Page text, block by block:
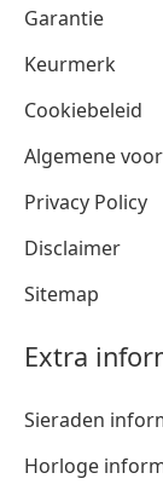
Garantie
Keurmerk
Cookiebeleid
Algemene
Privacy Policy
Disclaimer
Sitemap
Extra
Sieraden
Horloge